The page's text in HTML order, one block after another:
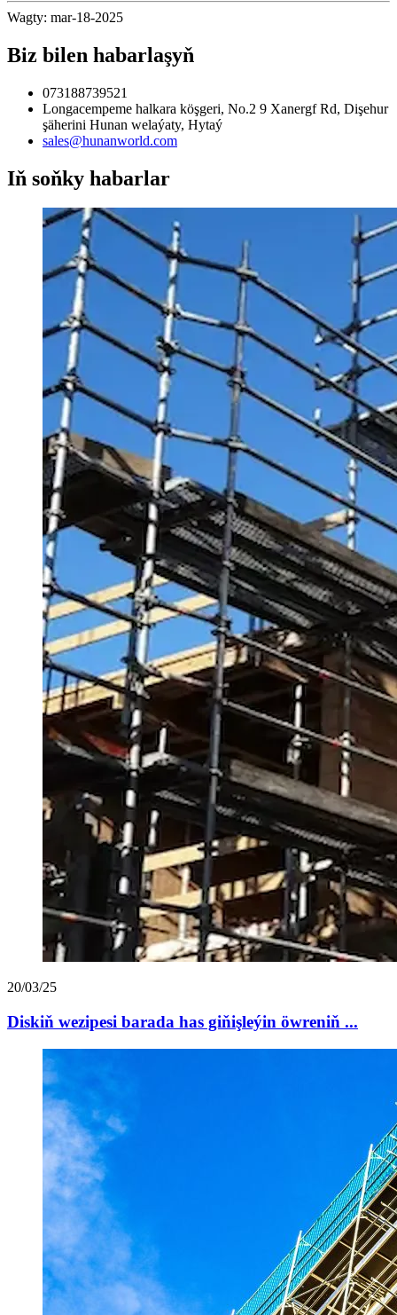
Wagty: mar-18-2025
Biz bilen habarlaşyň
073188739521
Longacempeme halkara köşgeri, No.2 9 Xanergf Rd, Dişehur
şäherini Hunan welaýaty, Hytaý
sales@hunanworld.com
Iň soňky habarlar
20/03/25
Diskiň wezipesi barada has giňişleýin öwreniň ...